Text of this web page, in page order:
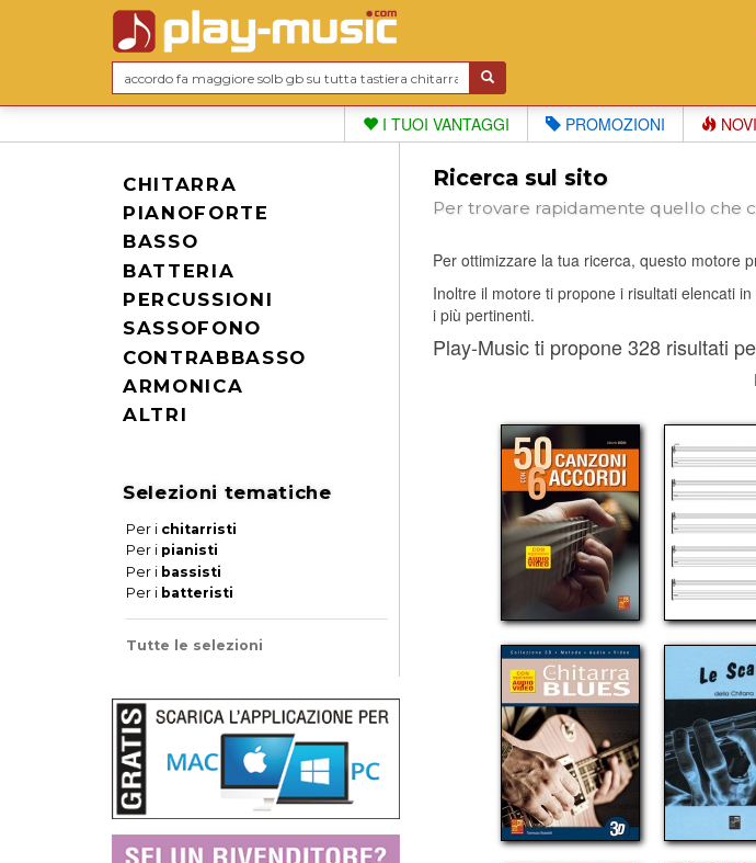
I TUOI VANTAGGI PROMOZIONI
CHITARRA
PIANOFORTE
BASSO
BATTERIA
PERCUSSIONI
SASSOFONO
CONTRABBASSO
ARMONICA
ALTRI
Selezioni tematiche
Per i chitarristi
Per i pianisti
Per i bassisti
Per i batteristi
Tutte le selezioni
Ricerca sul sito
Per trovare rapidamente quello che
Per ottimizzare la tua ricerca, questo motore
Inoltre il motore ti propone i risultati elencati
i più pertinenti.
Play-Music ti propone 328 risultati